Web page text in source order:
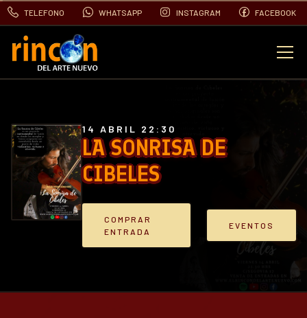
TELEFONO WHATSAPP INSTAGRAM FACEBOOK
LA SONRISA DE
CIBELES
14 ABRIL 22:30
COMPRAR
ENTRADA
EVENTOS
EVENTOS